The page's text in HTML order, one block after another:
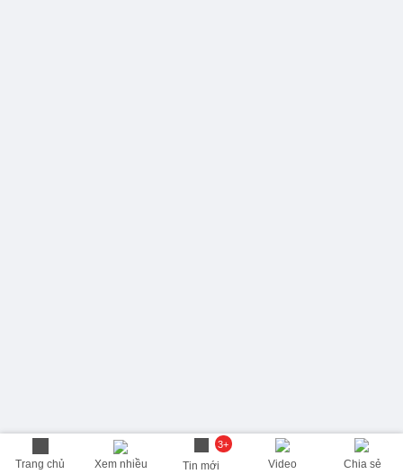
Trang chủ Xem nhiều
3+
Tin mới Video Chia sẻ